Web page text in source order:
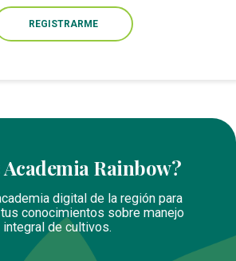
REGISTRARME
Academia Rainbow?
digital de la región para
conocimientos sobre manejo
integral de cultivos.